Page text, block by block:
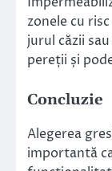
zonele cu
jurul căzii
pereții și
Concluzie
Alegerea
importantă